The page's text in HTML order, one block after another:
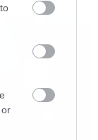
στο
στο Up
τώρα θα
σε ένα
the glory